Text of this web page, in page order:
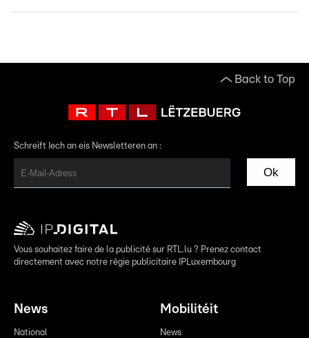
Back to Top
Schreift Iech an eis Newsletteren an :
Ok
Vous souhaitez faire de la publicité sur RTL.lu ? Prenez contact
directement avec notre régie publicitaire IPLuxembourg
News
National
Mobilitéit
News